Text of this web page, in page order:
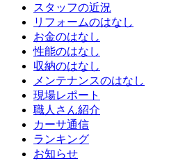
スタッフの近況
リフォームのはなし
お金のはなし
性能のはなし
収納のはなし
メンテナンスのはなし
現場レポート
職人さん紹介
カーサ通信
ランキング
お知らせ